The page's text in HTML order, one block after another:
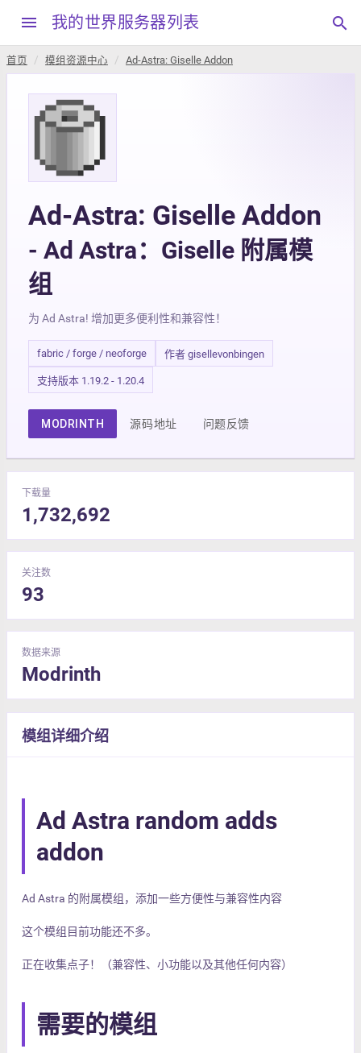
menu 我的世界服务器列表 search
首页 模组资源中心 Ad-Astra: Giselle Addon
Ad-Astra: Giselle Addon
- Ad Astra：Giselle 附属模
组
为 Ad Astra! 增加更多便利性和兼容性！
fabric / forge / neoforge 作者 gisellevonbingen
支持版本 1.19.2 - 1.20.4
MODRINTH 源码地址 问题反馈
下载量
1,732,692
关注数
93
数据来源
Modrinth
模组详细介绍
Ad Astra random adds
addon
Ad Astra 的附属模组，添加一些方便性与兼容性内容
这个模组目前功能还不多。
正在收集点子！（兼容性、小功能以及其他任何内容）
需要的模组